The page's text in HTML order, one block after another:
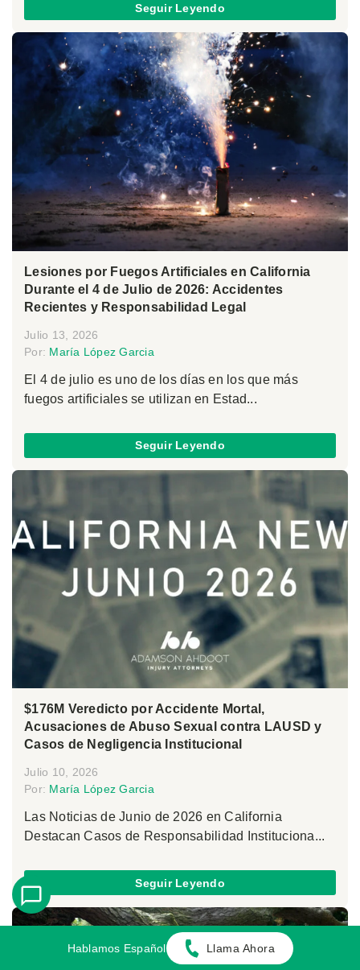
Seguir Leyendo
Lesiones por Fuegos Artificiales en California
Durante el 4 de Julio de 2026: Accidentes
Recientes y Responsabilidad Legal
Julio 13, 2026
Por: María López Garcia
El 4 de julio es uno de los días en los que más
fuegos artificiales se utilizan en Estad...
Seguir Leyendo
$176M Veredicto por Accidente Mortal,
Acusaciones de Abuso Sexual contra LAUSD y
Casos de Negligencia Institucional
Julio 10, 2026
Por: María López Garcia
Las Noticias de Junio de 2026 en California
Destacan Casos de Responsabilidad Instituciona...
Seguir Leyendo
Hablamos Español Llama Ahora